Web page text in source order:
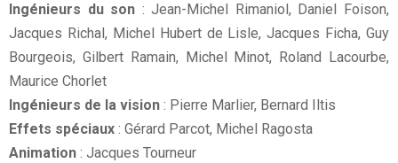
Ingénieurs du son : Jean-Michel Rimaniol, Daniel Foison,
Jacques Richal, Michel Hubert de Lisle, Jacques Ficha, Guy
Bourgeois, Gilbert Ramain, Michel Minot, Roland Lacourbe,
Maurice Chorlet
Ingénieurs de la vision : Pierre Marlier, Bernard Iltis
Effets spéciaux : Gérard Parcot, Michel Ragosta
Animation : Jacques Tourneur